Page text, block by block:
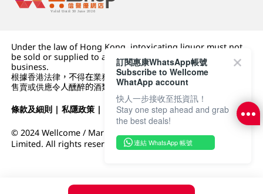
Under the law of Hong Kong, intoxicating liquor must not
be sold or supplied to a minor (under 18) in the course of
business.
根據香港法律，不得在業務過程中，向未成年人 (18 歲以下人士)
售賣或供應令人醺醉的酒類。
條款及細則 |私隱政策 | DFI零售集團
© 2024 Wellcome / Market Place. The Dairy Farm Company
Limited. All rights reserved.
訂閱惠康WhatsApp帳號
Subscribe to Wellcome
WhatApp account
快人一步接收至抵資訊！
Stay one step ahead and grab
the best deals!
連結 WhatsApp 帳號